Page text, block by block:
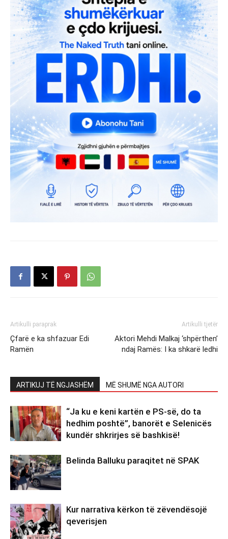
Artikulli paraprak
Çfarë e ka shfazuar Edi
Ramën
Artikulli tjetër
Aktori Mehdi Malkaj ‘shpërthen’
ndaj Ramës: I ka shkarë ledhi
ARTIKUJ TË NGJASHËM MË SHUMË NGA AUTORI
“Ja ku e keni kartën e PS-së, do ta
hedhim poshtë”, banorët e Selenicës
kundër shkrirjes së bashkisë!
Belinda Balluku paraqitet në SPAK
Kur narrativa kërkon të zëvendësojë
qeverisjen